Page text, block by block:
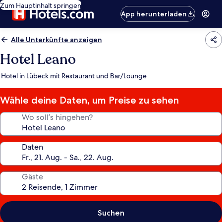
Zum Hauptinhalt springen
App herunterladen
Alle Unterkünfte anzeigen
Hotel Leano
Hotel in Lübeck mit Restaurant und Bar/Lounge
Wähle deine Daten, um Preise zu sehen
Wo soll’s hingehen?
Daten
Gäste
Suchen